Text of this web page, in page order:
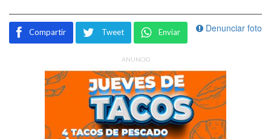
Denunciar foto
Compartir Tweet Enviar
ANUNCIO